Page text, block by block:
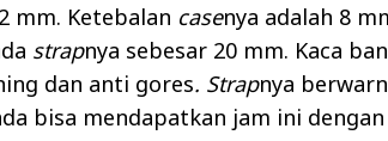
mm. Ketebalan casenya adalah 8
strapnya sebesar 20 mm. Kaca
dan anti gores. Strapnya
bisa mendapatkan jam ini